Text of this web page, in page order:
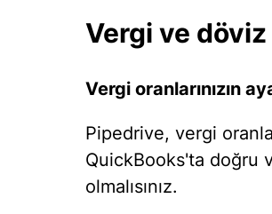
Vergi ve döviz
Vergi oranlarınızın
Pipedrive, vergi
QuickBooks'ta doğru
olmalısınız.